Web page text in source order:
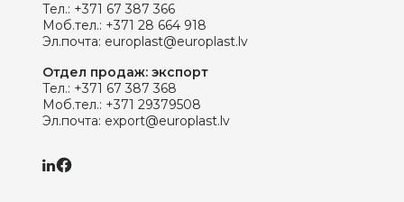
Тел.: +371 67 387 366
Моб.тел.: +371 28 664 918
Эл.почта: europlast@europlast.lv
Отдел продаж: экспорт
Тел.: +371 67 387 368
Моб.тел.: +371 29379508
Эл.почта: export@europlast.lv